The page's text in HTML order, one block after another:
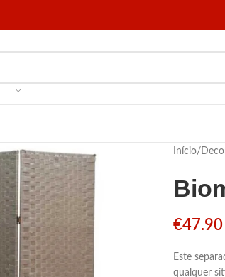
Início/
€47.90
Este
qualquer